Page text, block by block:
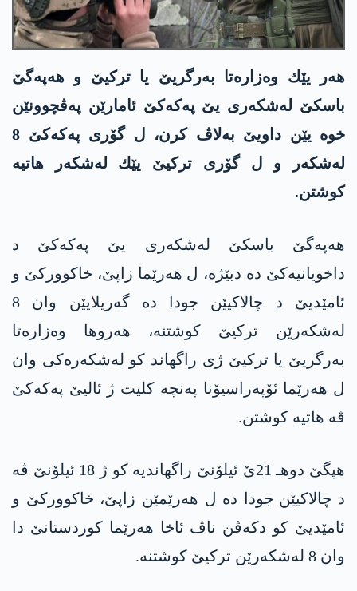
هه‌ر یێك وه‌زاره‌تا به‌رگریێ یا تركیێ و هه‌په‌گێ
باسكێ له‌شكه‌ری یێ په‌كه‌كێ ئامارێن په‌ڤچوونێن
خوه‌ یێن داویێ به‌لاڤ كرن، ل گۆری په‌كه‌كێ 8
له‌شكه‌ر و ل گۆری تركیێ یێك له‌شكه‌ر هاتیه‌
كوشتن.
هه‌په‌گێ باسكێ له‌شكه‌ری یێ په‌كه‌كێ د
داخویانیەکێ دە دبێژە، ل هەرێما زاپێ، خاکوورکێ و
ئامێدیێ د چالاکیێن جودا دە گه‌ریلایێن وان 8
له‌شكه‌رێن ترکیێ کوشتنە، هەروها وەزارەتا
به‌رگریێ یا ترکیێ ژی راگهاند کو له‌شكه‌ره‌كی وان
ل هەرێما ئۆپه‌راسیۆنا پەنچە کلیت ژ ئالیێ په‌كه‌كێ
ڤە هاتیە کوشتن.
هپگێ دوهـ 21ێ ئیلۆنێ راگهاندیە کو ژ 18 ئیلۆنێ ڤە
د چالاکیێن جودا دە ل هەرێمێن زاپێ، خاکوورکێ و
ئامێدیێ کو دکەڤن ناڤ ئاخا هەرێما کوردستانێ دا
وان 8 له‌شكه‌رێن تركیێ کوشتنە.